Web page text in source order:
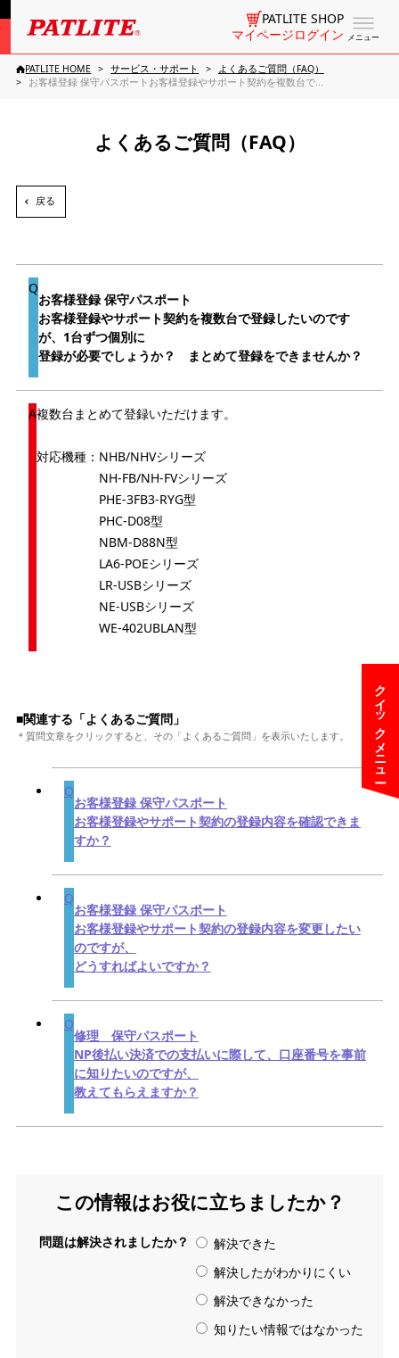
メニュー
PATLITE SHOP
マイページログイン
クイックメニュー
PATLITE HOME サービス・サポート
よくあるご質問（FAQ）
お客様登録 保守パスポートお客様登録やサポート契約を複数台で...
よくあるご質問（FAQ）
戻る
お客様登録 保守パスポート
お客様登録やサポート契約を複数台で登録したいのです
が、1台ずつ個別に
登録が必要でしょうか？ まとめて登録をできませんか？
複数台まとめて登録いただけます。
対応機種：NHB/NHVシリーズ
NH-FB/NH-FVシリーズ
PHE-3FB3-RYG型
PHC-D08型
NBM-D88N型
LA6-POEシリーズ
LR-USBシリーズ
NE-USBシリーズ
WE-402UBLAN型
■関連する「よくあるご質問」
＊質問文章をクリックすると、その「よくあるご質問」を表示いたします。
お客様登録 保守パスポート
お客様登録やサポート契約の登録内容を確認できま
すか？
お客様登録 保守パスポート
お客様登録やサポート契約の登録内容を変更したい
のですが、
どうすればよいですか？
修理 保守パスポート
NP後払い決済での支払いに際して、口座番号を事前
に知りたいのですが、
教えてもらえますか？
この情報はお役に立ちましたか？
問題は解決されましたか？
解決できた
解決したがわかりにくい
解決できなかった
知りたい情報ではなかった